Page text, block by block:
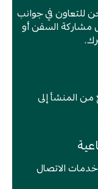
في جوانب
السفن أو
المنشأ إلى
الاتصال